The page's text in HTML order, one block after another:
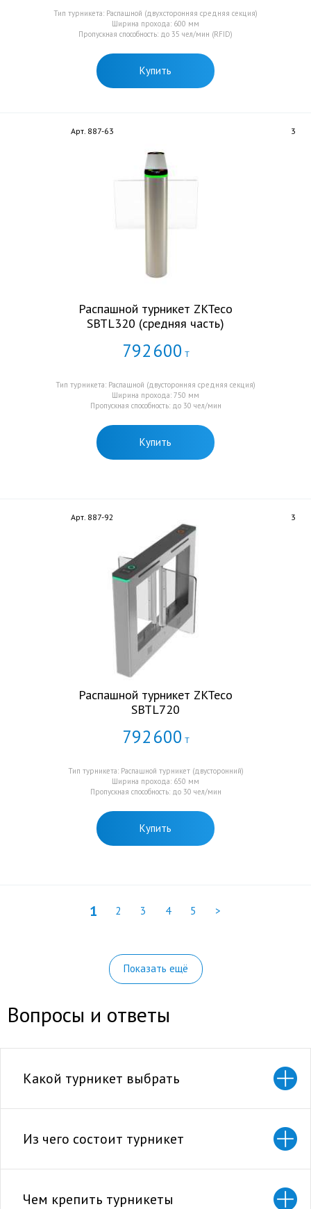
Тип турникета: Распашной (двухсторонняя средняя секция)
Ширина прохода: 600 мм
Пропускная способность: до 35 чел/мин (RFID)
Купить
Арт. 887-63 3
Распашной турникет ZKTeco
SBTL320 (средняя часть)
792600 Т
Тип турникета: Распашной (двусторонняя средняя секция)
Ширина прохода: 750 мм
Пропускная способность: до 30 чел/мин
Купить
Арт. 887-92 3
Распашной турникет ZKTeco
SBTL720
792600 Т
Тип турникета: Распашной турникет (двусторонний)
Ширина прохода: 650 мм
Пропускная способность: до 30 чел/мин
Купить
1 2 3 4 5 >
Показать ещё
Вопросы и ответы
Какой турникет выбрать
Из чего состоит турникет
Чем крепить турникеты